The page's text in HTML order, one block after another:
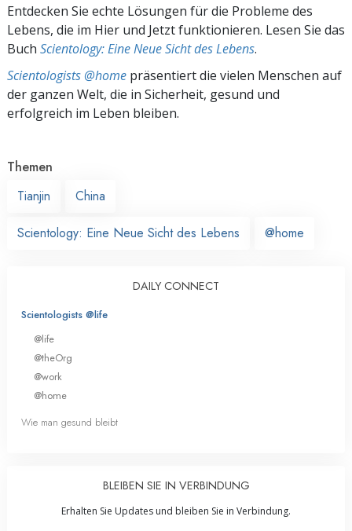
Entdecken Sie echte Lösungen für die Probleme des
Lebens, die im Hier und Jetzt funktionieren. Lesen Sie das
Buch Scientology: Eine Neue Sicht des Lebens.
Scientologists @home präsentiert die vielen Menschen auf
der ganzen Welt, die in Sicherheit, gesund und
erfolgreich im Leben bleiben.
Themen
Tianjin
China
Scientology: Eine Neue Sicht des Lebens @home
DAILY CONNECT
Scientologists @life
@life
@theOrg
@work
@home
Wie man gesund bleibt
BLEIBEN SIE IN VERBINDUNG
Erhalten Sie Updates und bleiben Sie in Verbindung.